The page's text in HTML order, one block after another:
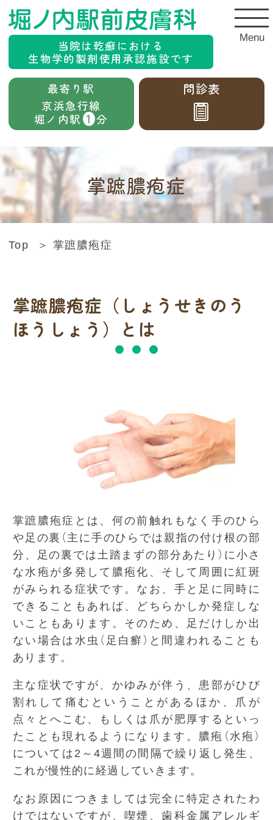
当院は乾癬における
生物学的製剤使用承認施設です
最寄り駅
京浜急行線
堀ノ内駅 1 分
問診表

掌蹠膿疱症
Menu
Top 掌蹠膿疱症
掌蹠膿疱症（しょうせきのう
ほうしょう）とは
掌蹠膿疱症とは、何の前触れもなく手のひら
や足の裏（主に手のひらでは親指の付け根の部
分、足の裏では土踏まずの部分あたり）に小さ
な水疱が多発して膿疱化、そして周囲に紅斑
がみられる症状です。なお、手と足に同時に
できることもあれば、どちらかしか発症しな
いこともあります。そのため、足だけしか出
ない場合は水虫（足白癬）と間違われることも
あります。
主な症状ですが、かゆみが伴う、患部がひび
割れして痛むということがあるほか、爪が
点々とへこむ、もしくは爪が肥厚するといっ
たことも現れるようになります。膿疱（水疱）
については2～4週間の間隔で繰り返し発生、
これが慢性的に経過していきます。
なお原因につきましては完全に特定されたわ
けではないですが、喫煙、歯科金属アレルギ